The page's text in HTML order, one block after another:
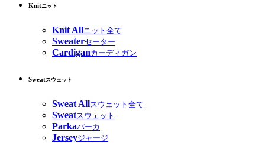
Knitニット
Knit Allニット全て
Sweaterセーター
Cardiganカーディガン
Sweatスウェット
Sweat Allスウェット全て
Sweatスウェット
Parkaパーカ
Jerseyジャージ